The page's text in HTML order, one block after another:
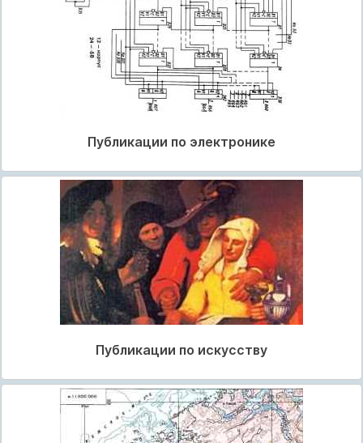
Публикации по электронике
Публикации по искусству